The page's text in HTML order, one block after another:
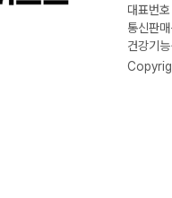
대표번
통신판
건강기